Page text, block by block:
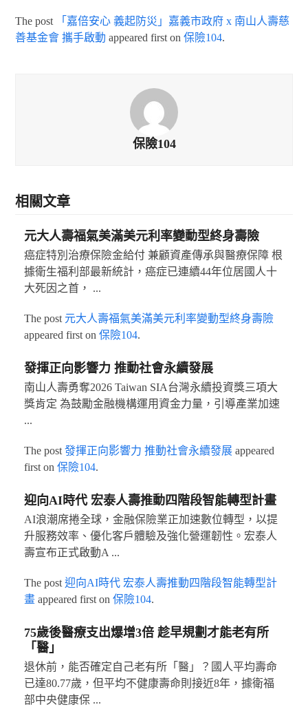
The post
「嘉倍安心 義起防災」嘉義市政府 x 南山人壽慈
善基金會 攜手啟動 appeared first on保險104.
保險104
相關文章
元大人壽福氣美滿美元利率變動型終身壽險
癌症特別治療保險金給付 兼顧資產傳承與醫療保障 根
據衛生福利部最新統計，癌症已連續44年位居國人十
大死因之首， ...
The post 元大人壽福氣美滿美元利率變動型終身壽險
appeared first on 保險104.
發揮正向影響力 推動社會永續發展
南山人壽勇奪2026 Taiwan SIA台灣永續投資獎三項大
獎肯定 為鼓勵金融機構運用資金力量，引導產業加速
...
The post 發揮正向影響力 推動社會永續發展appeared
first on 保險104.
迎向AI時代 宏泰人壽推動四階段智能轉型計畫
AI浪潮席捲全球，金融保險業正加速數位轉型，以提
升服務效率、優化客戶體驗及強化營運韌性。宏泰人
壽宣布正式啟動A ...
The post 迎向AI時代 宏泰人壽推動四階段智能轉型計
畫appeared first on 保險104.
75歲後醫療支出爆增3倍 趁早規劃才能老有所
「醫」
退休前，能否確定自己老有所「醫」？國人平均壽命
已達80.77歲，但平均不健康壽命則接近8年，據衛福
部中央健康保 ...